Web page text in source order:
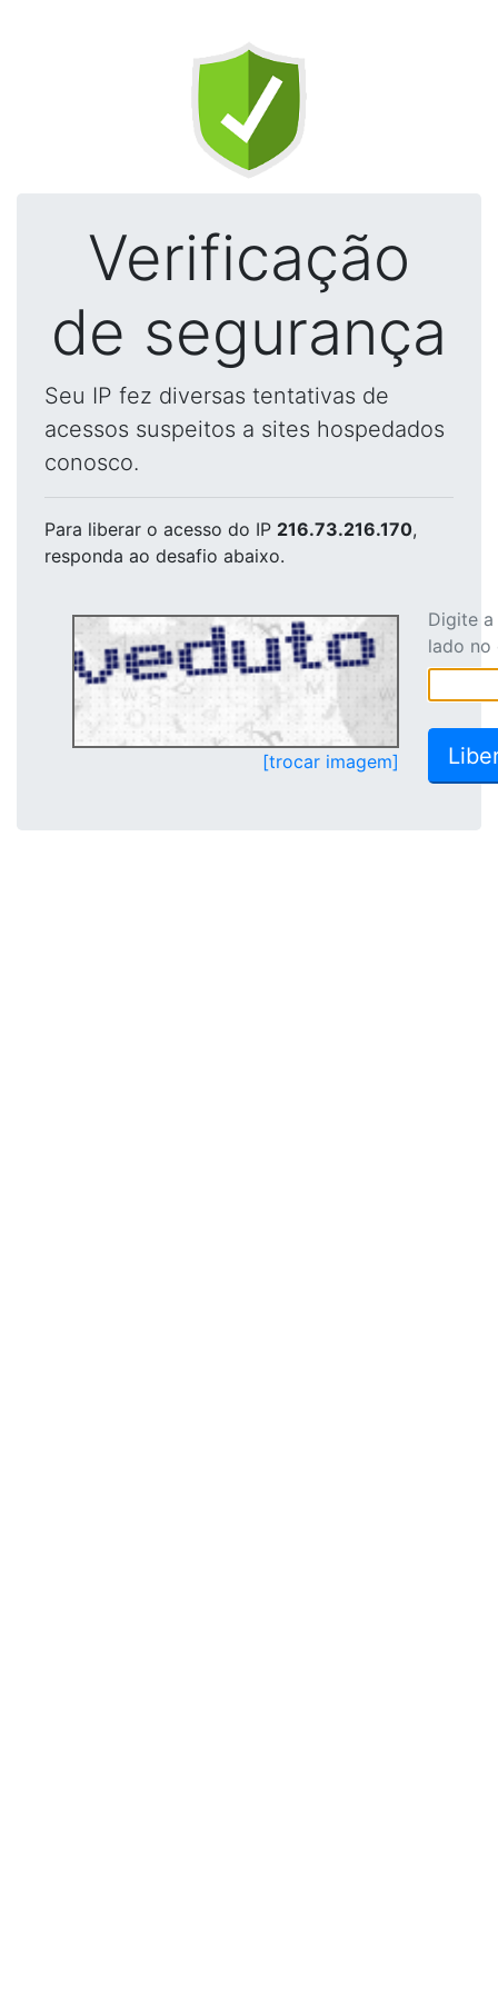
Verificação
de segurança
Seu IP fez diversas tentativas de
acessos suspeitos a sites hospedados
conosco.
Para liberar o acesso do IP 216.73.216.170,
responda ao desafio abaixo.
[trocar imagem]
Digite
lado no